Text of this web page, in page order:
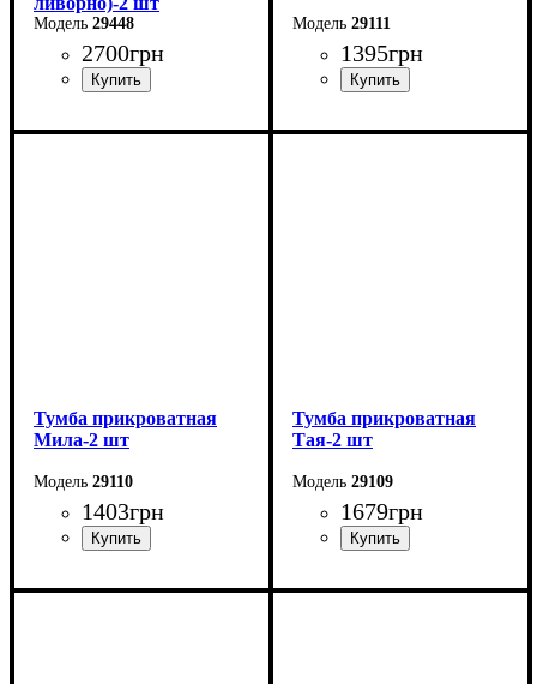
29448
2700грн
Ширина: 40 см
29111
1395грн
Ширина: 48 см
Тумба прикроватная
Мила-2 шт
29110
1403грн
Ширина: 45 см
Тумба прикроватная
Тая-2 шт
29109
1679грн
Ширина: 55 см